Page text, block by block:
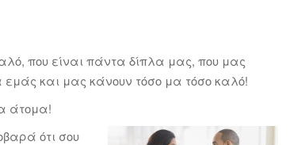
που είναι πάντα δίπλα μας, που μας
εμάς και μας κάνουν τόσο μα τόσο καλό!
άτομα!
ότι σου